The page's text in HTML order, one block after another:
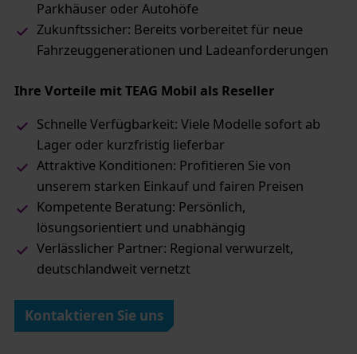
Parkhäuser oder Autohöfe
Zukunftssicher: Bereits vorbereitet für neue
Fahrzeuggenerationen und Ladeanforderungen
Ihre Vorteile mit TEAG Mobil als Reseller
Schnelle Verfügbarkeit: Viele Modelle sofort ab
Lager oder kurzfristig lieferbar
Attraktive Konditionen: Profitieren Sie von
unserem starken Einkauf und fairen Preisen
Kompetente Beratung: Persönlich,
lösungsorientiert und unabhängig
Verlässlicher Partner: Regional verwurzelt,
deutschlandweit vernetzt
Kontaktieren Sie uns